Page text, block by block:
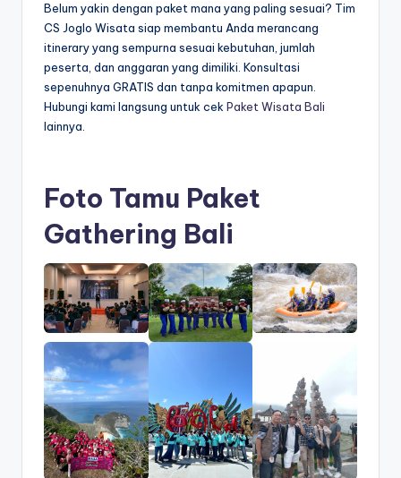
Belum yakin dengan paket mana yang paling sesuai? Tim
CS Joglo Wisata siap membantu Anda merancang
itinerary yang sempurna sesuai kebutuhan, jumlah
peserta, dan anggaran yang dimiliki. Konsultasi
sepenuhnya GRATIS dan tanpa komitmen apapun.
Hubungi kami langsung untuk cek Paket Wisata Bali
lainnya.
Foto Tamu Paket
Gathering Bali